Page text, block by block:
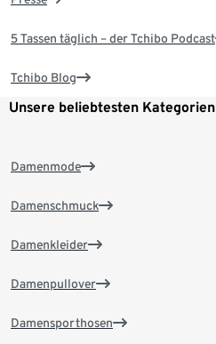
5 Tassen täglich – der Tchibo Podcast
Tchibo Blog
Unsere beliebtesten Kategorien
Damenmode
Damenschmuck
Damenkleider
Damenpullover
Damensporthosen